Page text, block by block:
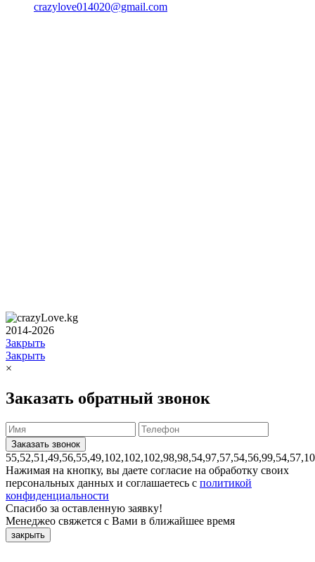
crazylove014020@gmail.com
2014-2026
Закрыть
Закрыть
×
Заказать обратный звонок
Нажимая на кнопку, вы даете согласие на обработку своих
персональных данных и соглашаетесь с политикой
конфиденциальности
Спасибо за оставленную заявку!
Менеджео свяжется с Вами в ближайшее время
закрыть